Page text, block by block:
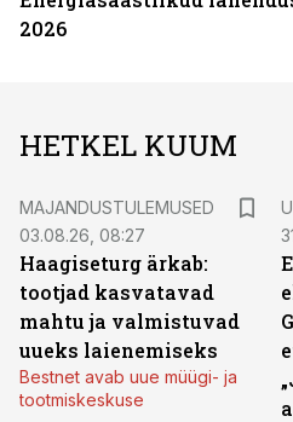
2026
HETKEL KUUM
MAJANDUSTULEMUSED
03.08.26, 08:27
Haagiseturg ärkab:
tootjad kasvatavad
mahtu ja valmistuvad
uueks laienemiseks
Bestnet avab uue müügi- ja
tootmiskeskuse